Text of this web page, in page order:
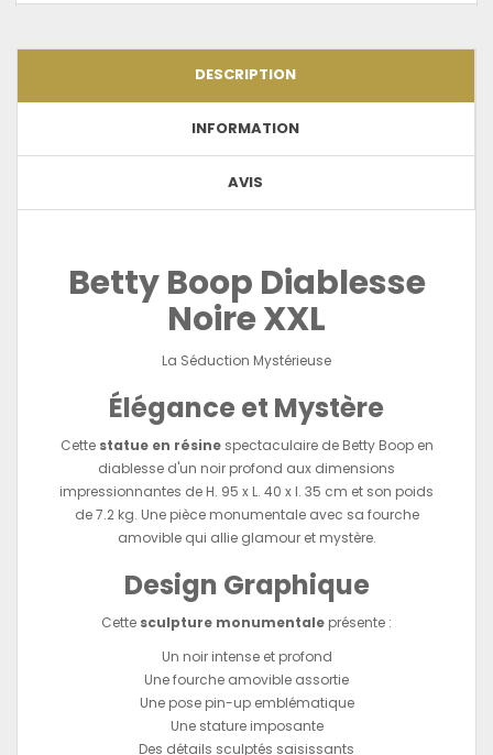
DESCRIPTION
INFORMATION
AVIS
Betty Boop Diablesse
Noire XXL
La Séduction Mystérieuse
Élégance et Mystère
Cette statue en résinespectaculaire de Betty Boop en
diablesse d'un noir profond aux dimensions
impressionnantes de H. 95 x L. 40 x l. 35 cm et son poids
de 7.2 kg. Une pièce monumentale avec sa fourche
amovible qui allie glamour et mystère.
Design Graphique
Cette sculpture monumentale présente :
Un noir intense et profond
Une fourche amovible assortie
Une pose pin-up emblématique
Une stature imposante
Des détails sculptés saisissants